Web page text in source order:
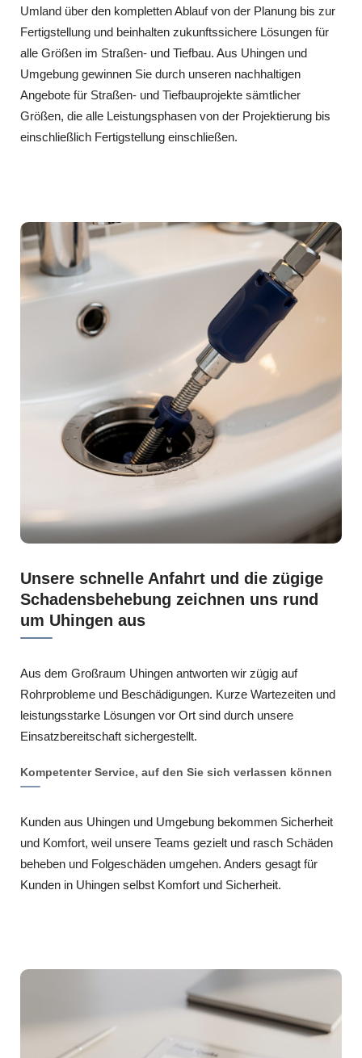
Umland über den kompletten Ablauf von der Planung bis zur
Fertigstellung und beinhalten zukunftssichere Lösungen für
alle Größen im Straßen- und Tiefbau. Aus Uhingen und
Umgebung gewinnen Sie durch unseren nachhaltigen
Angebote für Straßen- und Tiefbauprojekte sämtlicher
Größen, die alle Leistungsphasen von der Projektierung bis
einschließlich Fertigstellung einschließen.
Unsere schnelle Anfahrt und die zügige
Schadensbehebung zeichnen uns rund
um Uhingen aus
Aus dem Großraum Uhingen antworten wir zügig auf
Rohrprobleme und Beschädigungen. Kurze Wartezeiten und
leistungsstarke Lösungen vor Ort sind durch unsere
Einsatzbereitschaft sichergestellt.
Kompetenter Service, auf den Sie sich verlassen können
Kunden aus Uhingen und Umgebung bekommen Sicherheit
und Komfort, weil unsere Teams gezielt und rasch Schäden
beheben und Folgeschäden umgehen. Anders gesagt für
Kunden in Uhingen selbst Komfort und Sicherheit.